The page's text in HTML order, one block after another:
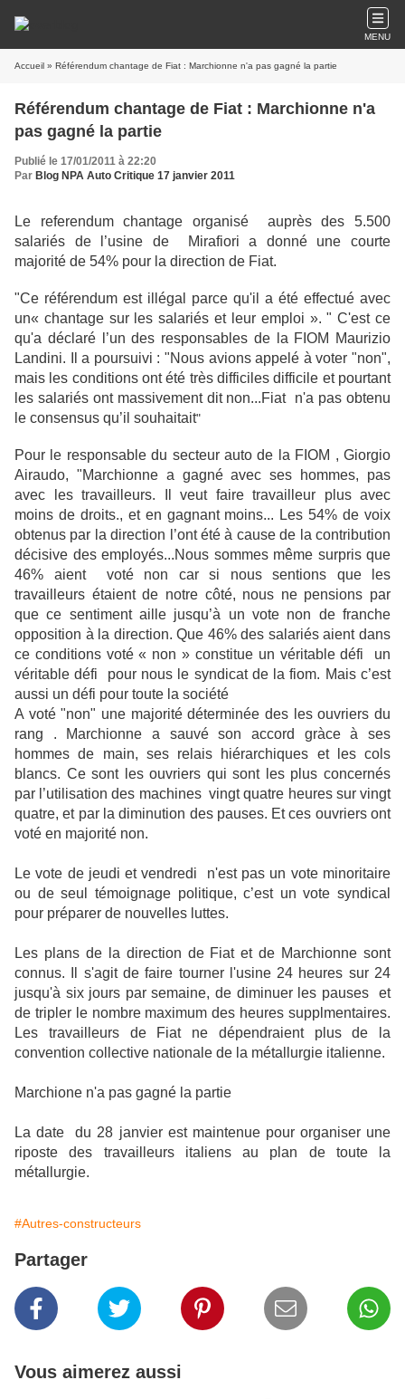
MENU
Accueil » Référendum chantage de Fiat : Marchionne n'a pas gagné la partie
Référendum chantage de Fiat : Marchionne n'a
pas gagné la partie
Publié le 17/01/2011 à 22:20
Par Blog NPA Auto Critique 17 janvier 2011
Le referendum chantage organisé auprès des 5.500
salariés de l’usine de Mirafiori a donné une courte
majorité de 54% pour la direction de Fiat.
"Ce référendum est illégal parce qu'il a été effectué avec
un« chantage sur les salariés et leur emploi ». " C'est ce
qu'a déclaré l’un des responsables de la FIOM Maurizio
Landini. Il a poursuivi : "Nous avions appelé à voter "non",
mais les conditions ont été très difficiles difficile et pourtant
les salariés ont massivement dit non...Fiat n'a pas obtenu
le consensus qu’il souhaitait"
Pour le responsable du secteur auto de la FIOM , Giorgio
Airaudo, "Marchionne a gagné avec ses hommes, pas
avec les travailleurs. Il veut faire travailleur plus avec
moins de droits., et en gagnant moins... Les 54% de voix
obtenus par la direction l’ont été à cause de la contribution
décisive des employés...Nous sommes même surpris que
46% aient voté non car si nous sentions que les
travailleurs étaient de notre côté, nous ne pensions par
que ce sentiment aille jusqu’à un vote non de franche
opposition à la direction. Que 46% des salariés aient dans
ce conditions voté « non » constitue un véritable défi un
véritable défi pour nous le syndicat de la fiom. Mais c’est
aussi un défi pour toute la société
A voté "non" une majorité déterminée des les ouvriers du
rang . Marchionne a sauvé son accord gràce à ses
hommes de main, ses relais hiérarchiques et les cols
blancs. Ce sont les ouvriers qui sont les plus concernés
par l’utilisation des machines vingt quatre heures sur vingt
quatre, et par la diminution des pauses. Et ces ouvriers ont
voté en majorité non.
Le vote de jeudi et vendredi n'est pas un vote minoritaire
ou de seul témoignage politique, c’est un vote syndical
pour préparer de nouvelles luttes.
Les plans de la direction de Fiat et de Marchionne sont
connus. Il s'agit de faire tourner l'usine 24 heures sur 24
jusqu'à six jours par semaine, de diminuer les pauses et
de tripler le nombre maximum des heures supplmentaires.
Les travailleurs de Fiat ne dépendraient plus de la
convention collective nationale de la métallurgie italienne.
Marchione n'a pas gagné la partie
La date du 28 janvier est maintenue pour organiser une
riposte des travailleurs italiens au plan de toute la
métallurgie.
#Autres-constructeurs
Partager
Vous aimerez aussi